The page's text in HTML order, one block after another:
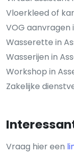
Vloerkleed of
VOG aanvragen
Wasserette in
Wasserijen in
Workshop in
Zakelijke
Vraag hier een